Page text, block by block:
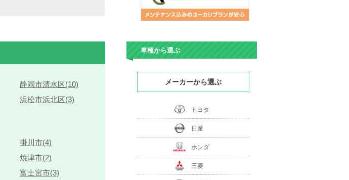
静岡市清水区(10)
浜松市浜北区(3)
掛川市(4)
焼津市(2)
富士宮市(3)
車種から選ぶ
メーカーから選ぶ
トヨタ
日産
ホンダ
三菱